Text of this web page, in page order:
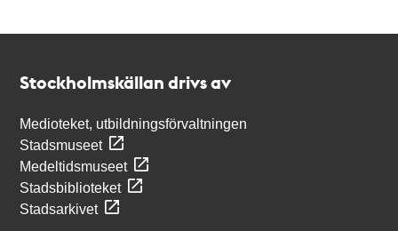
Stockholmskällan drivs av
Medioteket, utbildningsförvaltningen
Stadsmuseet
Medeltidsmuseet
Stadsbiblioteket
Stadsarkivet